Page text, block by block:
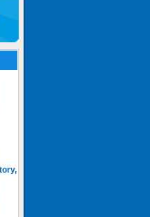
Capacity of 150.000 ton.years